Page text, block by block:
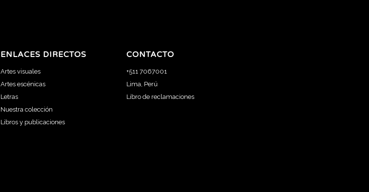
ENLACES DIRECTOS
Artes visuales
Artes escénicas
Letras
Nuestra colección
Libros y publicaciones
CONTACTO
+511 7067001
Lima, Perú
Libro de reclamaciones